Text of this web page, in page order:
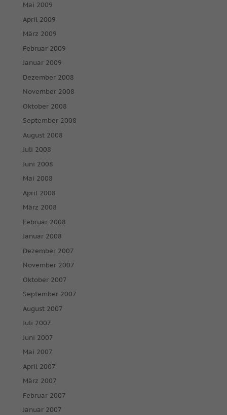
Mai 2009
April 2009
März 2009
Februar 2009
Januar 2009
Dezember 2008
November 2008
Oktober 2008
September 2008
August 2008
Juli 2008
Juni 2008
Mai 2008
April 2008
März 2008
Februar 2008
Januar 2008
Dezember 2007
November 2007
Oktober 2007
September 2007
August 2007
Juli 2007
Juni 2007
Mai 2007
April 2007
März 2007
Februar 2007
Januar 2007